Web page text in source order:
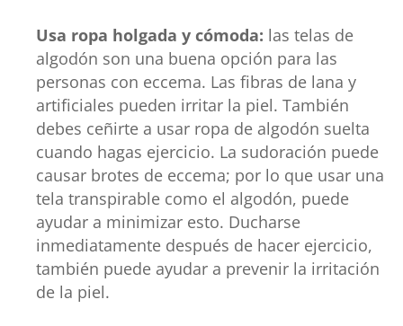
Usa ropa holgada y cómoda: las telas de
algodón son una buena opción para las
personas con eccema. Las fibras de lana y
artificiales pueden irritar la piel. También
debes ceñirte a usar ropa de algodón suelta
cuando hagas ejercicio. La sudoración puede
causar brotes de eccema; por lo que usar una
tela transpirable como el algodón, puede
ayudar a minimizar esto. Ducharse
inmediatamente después de hacer ejercicio,
también puede ayudar a prevenir la irritación
de la piel.